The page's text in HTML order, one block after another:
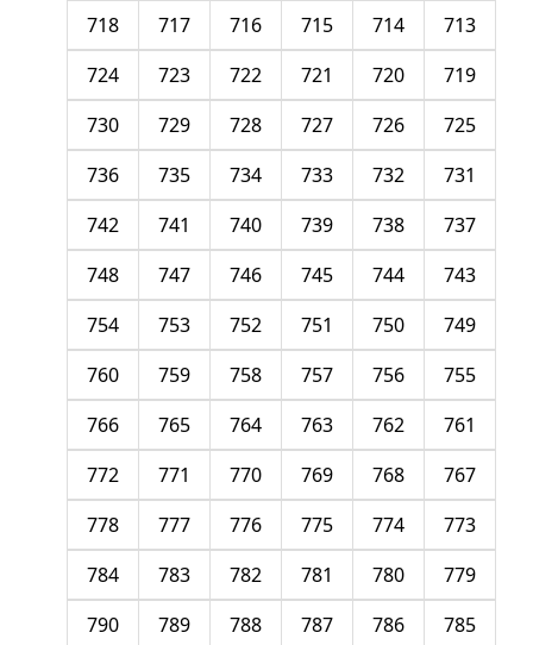
713
714
715
716
717
718
719
720
721
722
723
724
725
726
727
728
729
730
731
732
733
734
735
736
737
738
739
740
741
742
743
744
745
746
747
748
749
750
751
752
753
754
755
756
757
758
759
760
761
762
763
764
765
766
767
768
769
770
771
772
773
774
775
776
777
778
779
780
781
782
783
784
785
786
787
788
789
790